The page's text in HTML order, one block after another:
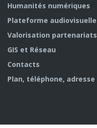
Humanités numériques
Plateforme audiovisuelle
Valorisation partenariats
GIS et Réseau
Contacts
Plan, téléphone, adresse